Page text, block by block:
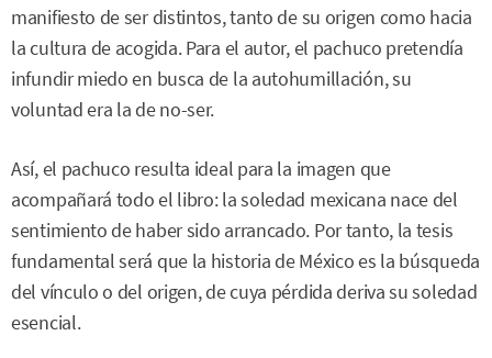
manifiesto de ser distintos, tanto de su origen como hacia
la cultura de acogida. Para el autor, el pachuco pretendía
infundir miedo en busca de la autohumillación, su
voluntad era la de no-ser.
Así, el pachuco resulta ideal para la imagen que
acompañará todo el libro: la soledad mexicana nace del
sentimiento de haber sido arrancado. Por tanto, la tesis
fundamental será que la historia de México es la búsqueda
del vínculo o del origen, de cuya pérdida deriva su soledad
esencial.